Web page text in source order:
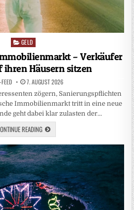
Posted
GELD
– Verkäufer
ihren Häusern sitzen
7. AUGUST 2026
zögern, Sanierungspflichten
Immobilienmarkt tritt in eine neue
geht dabei klar zulasten der…
READING